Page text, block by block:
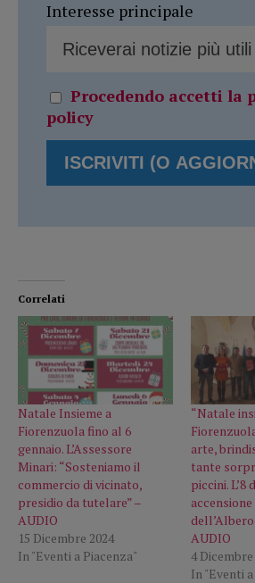
Interesse principale
Procedendo accetti la
policy
Correlati
Natale Insieme a
Fiorenzuola fino al 6
gennaio. L’Assessore
Minari: “Sosteniamo il
commercio di vicinato,
presidio da tutelare” –
AUDIO
15 Dicembre 2024
In "Eventi a Piacenza"
“Natale
arte,
tante
piccini. L’8
AUDIO
4 Dicembre
In "Eventi